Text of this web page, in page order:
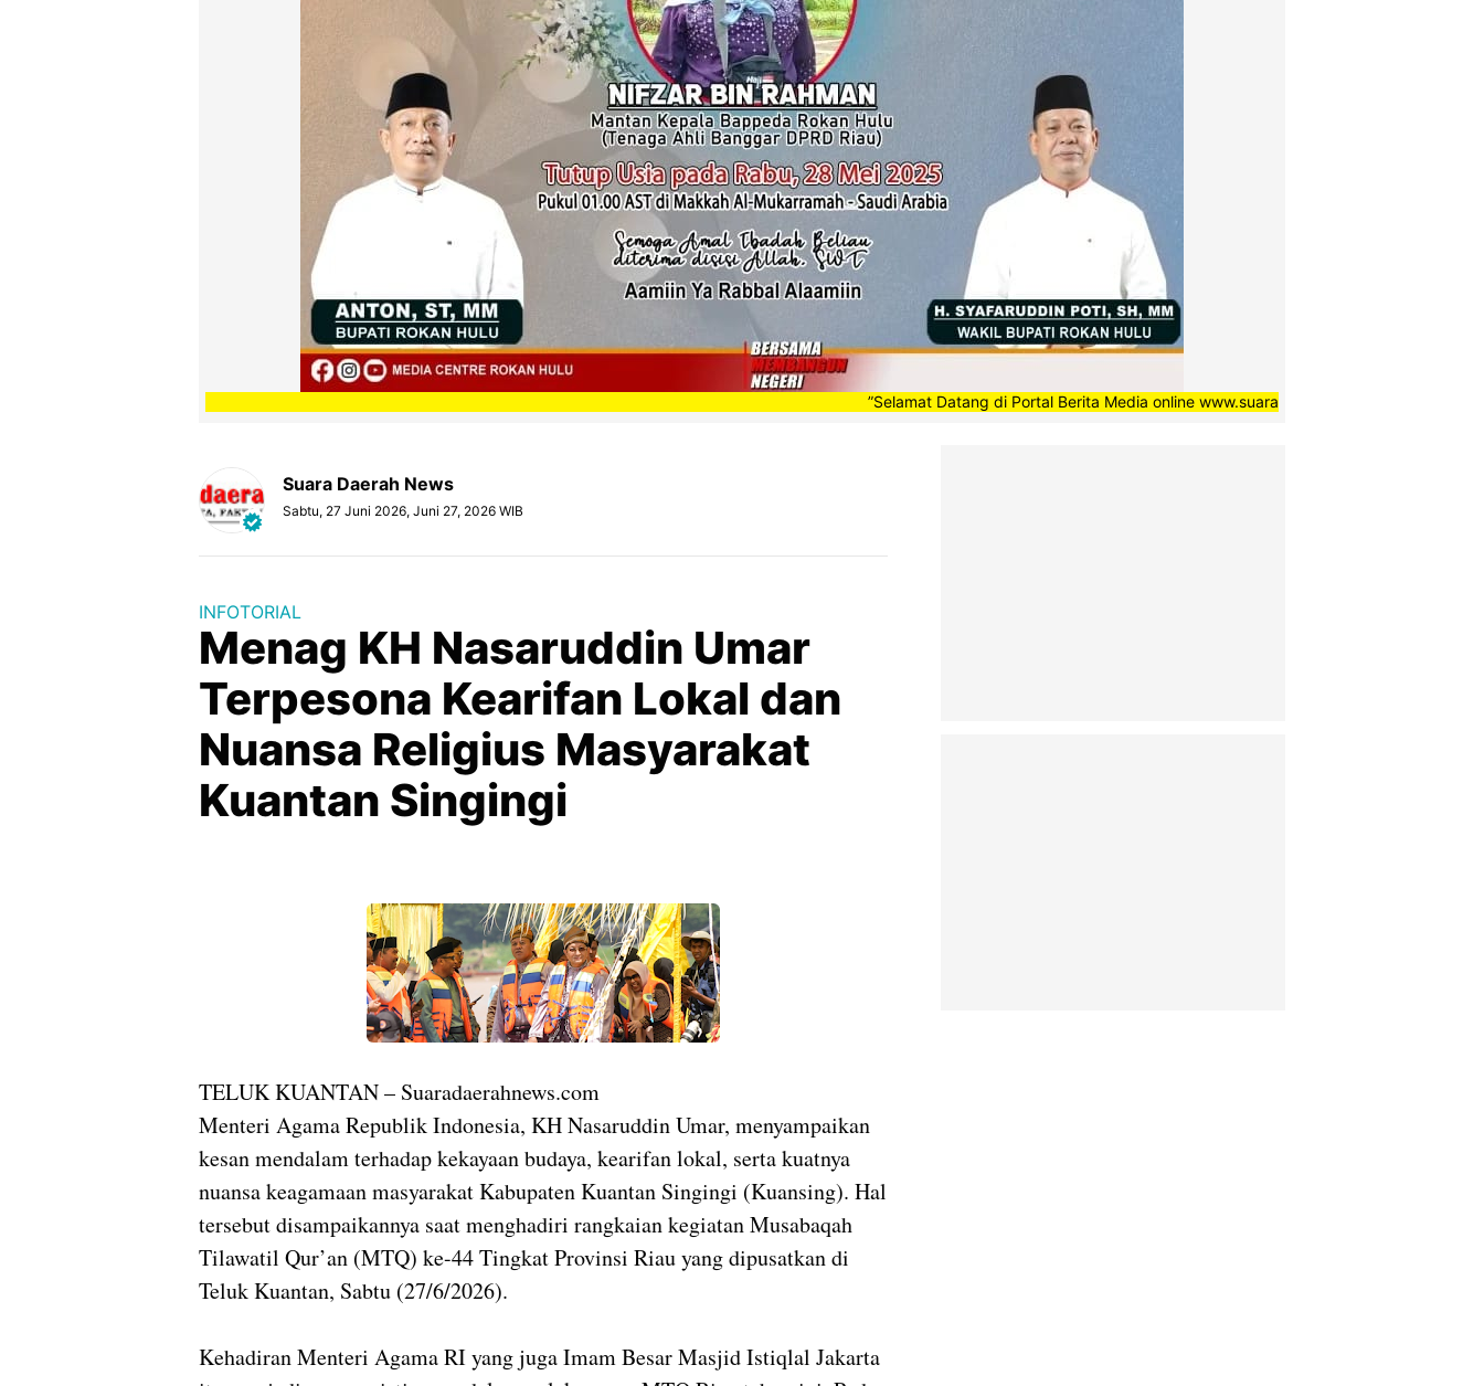
”Selamat Datang di Portal Berita Media online www.suaradaerahnews.com, semoga setiap
Suara Daerah News
Sabtu, 27 Juni 2026, Juni 27, 2026 WIB
INFOTORIAL
Menag KH Nasaruddin Umar
Terpesona Kearifan Lokal dan
Nuansa Religius Masyarakat
Kuantan Singingi
TELUK KUANTAN – Suaradaerahnews.com
Menteri Agama Republik Indonesia, KH Nasaruddin Umar, menyampaikan
kesan mendalam terhadap kekayaan budaya, kearifan lokal, serta kuatnya
nuansa keagamaan masyarakat Kabupaten Kuantan Singingi (Kuansing). Hal
tersebut disampaikannya saat menghadiri rangkaian kegiatan Musabaqah
Tilawatil Qur’an (MTQ) ke-44 Tingkat Provinsi Riau yang dipusatkan di
Teluk Kuantan, Sabtu (27/6/2026).
Kehadiran Menteri Agama RI yang juga Imam Besar Masjid Istiqlal Jakarta